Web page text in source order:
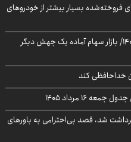
بسیار بیشتر از خودروهای
پیش‌بینی بورس فردا شنبه ۱۷ مرداد ۱۴۰۵/ بازار سهام آماده یک جهش دیگر
خداحافظی کند
۱۶ مرداد ۱۴۰۵
شد، قصد بی‌احترامی به باورهای